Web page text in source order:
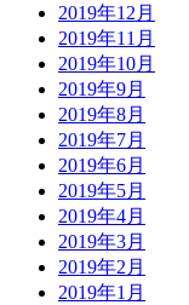
2019年12月
2019年11月
2019年10月
2019年9月
2019年8月
2019年7月
2019年6月
2019年5月
2019年4月
2019年3月
2019年2月
2019年1月